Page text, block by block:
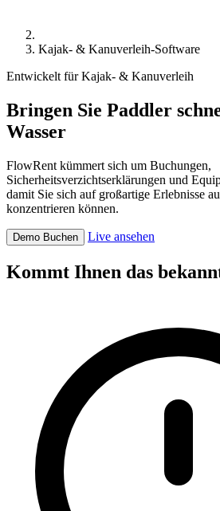
Kajak- & Kanuverleih-Software
Entwickelt für Kajak- & Kanuverleih
Bringen Sie Paddler
Wasser
FlowRent kümmert sich um Buchungen,
Sicherheitsverzichtserklärungen und
damit Sie sich auf großartige Erlebnisse
konzentrieren können.
Demo Buchen Live ansehen
Kommt Ihnen das